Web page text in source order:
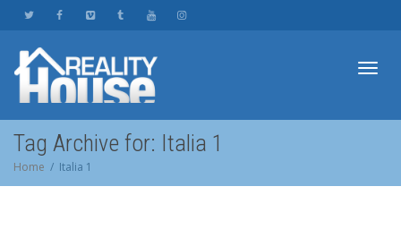
Tag Archive for: Italia 1
Home Italia 1